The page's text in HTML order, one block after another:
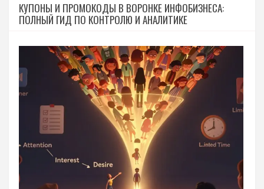
КУПОНЫ И ПРОМОКОДЫ В ВОРОНКЕ ИНФОБИЗНЕСА:
ПОЛНЫЙ ГИД ПО КОНТРОЛЮ И АНАЛИТИКЕ